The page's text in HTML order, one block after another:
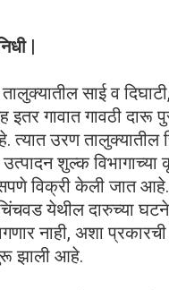
|
साई व
गावात गावठी दारू
उरण तालुक्यातील
शुल्क विभागाच्या
विक्री केली जात आहे.
येथील दारुच्या
नाही, अशा प्रकारची
झाली आहे.